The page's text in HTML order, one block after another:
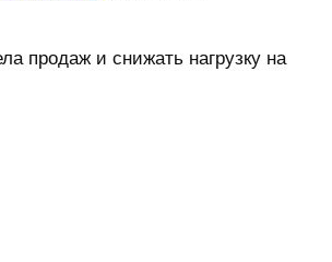
продаж и снижать нагрузку на